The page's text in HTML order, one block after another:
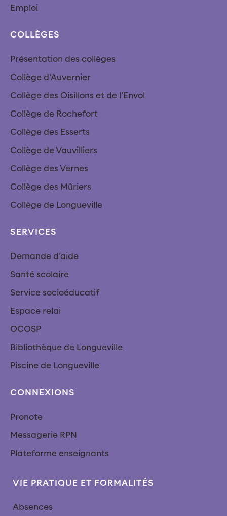
Emploi
COLLÈGES
Présentation des collèges
Collège d’Auvernier
Collège des Oisillons et de l’Envol
Collège de Rochefort
Collège des Esserts
Collège de Vauvilliers
Collège des Vernes
Collège des Mûriers
Collège de Longueville
SERVICES
Demande d’aide
Santé scolaire
Service socioéducatif
Espace relai
OCOSP
Bibliothèque de Longueville
Piscine de Longueville
CONNEXIONS
Pronote
Messagerie RPN
Plateforme enseignants
VIE PRATIQUE ET FORMALITÉS
Absences